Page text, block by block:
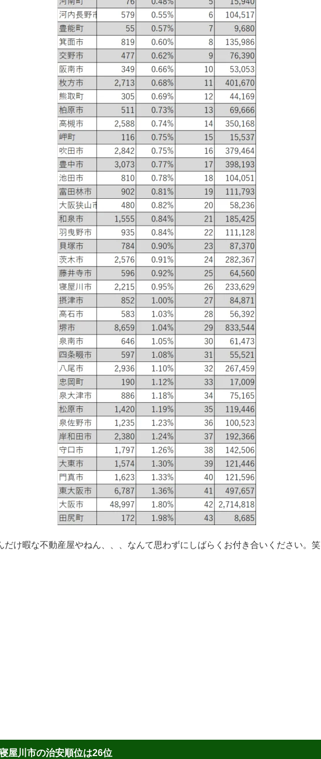
だけ暇な不動産屋やねん、、、なんて思わずにしばらくお付き合いください。笑
屋川市の治安順位は26位